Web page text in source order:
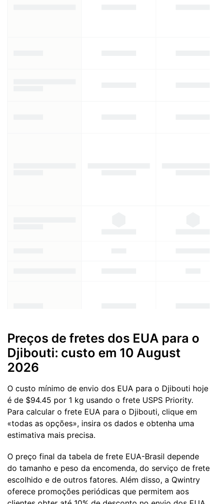
Preços de fretes dos EUA para o
Djibouti: custo em 10 August
2026
O custo mínimo de envio dos EUA para o Djibouti hoje
é de $94.45 por 1 kg usando o frete USPS Priority.
Para calcular o frete EUA para o Djibouti, clique em
«todas as opções», insira os dados e obtenha uma
estimativa mais precisa.
O preço final da tabela de frete EUA-Brasil depende
do tamanho e peso da encomenda, do serviço de frete
escolhido e de outros fatores. Além disso, a Qwintry
oferece promoções periódicas que permitem aos